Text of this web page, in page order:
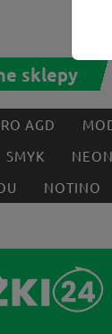
sklepy
AGD
SMYK
NOTINO